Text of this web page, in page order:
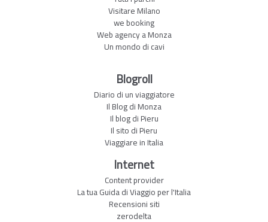
Visitare Milano
we booking
Web agency a Monza
Un mondo di cavi
Blogroll
Diario di un viaggiatore
Il Blog di Monza
Il blog di Pieru
Il sito di Pieru
Viaggiare in Italia
Internet
Content provider
La tua Guida di Viaggio per l'Italia
Recensioni siti
zerodelta